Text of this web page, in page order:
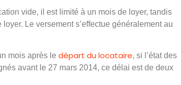
vide, il est limité à un mois de loyer, tandis
Le versement s’effectue généralement au
mois après le départ du locataire, si l’état des
avant le 27 mars 2014, ce délai est de deux